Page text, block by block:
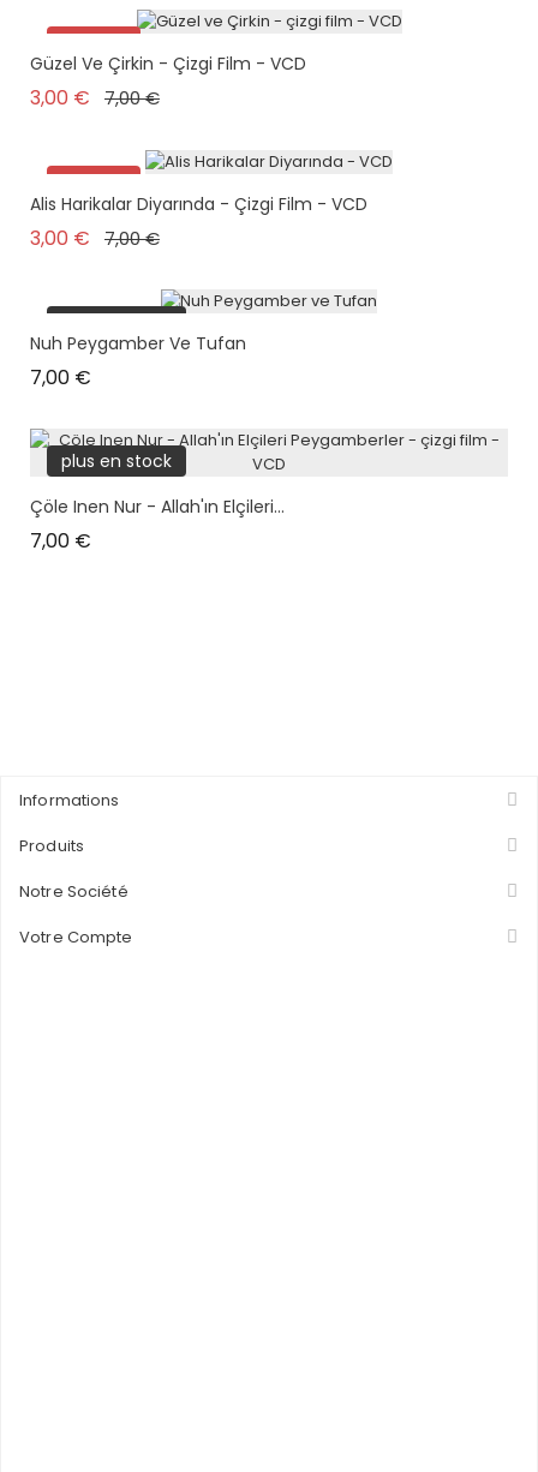
Promo !
Güzel Ve Çirkin - Çizgi Film - VCD
3,00 € Prix de base
7,00 €Prix
Promo !
Alis Harikalar Diyarında - Çizgi Film - VCD
3,00 € Prix de base
7,00 €Prix
plus en stock
Nuh Peygamber Ve Tufan
7,00 €
plus en stock
Çöle Inen Nur - Allah'ın Elçileri...
7,00 €
Informations
Produits
Notre Société
Votre Compte